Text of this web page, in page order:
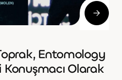
Entomology
Konuşmacı Olarak